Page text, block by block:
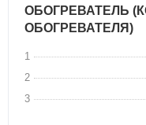
ОБОГРЕВАТЕЛЬ
ОБОГРЕВАТЕЛЯ)
1
2
3